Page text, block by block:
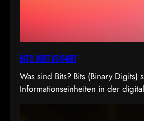
Bits: 8bit vs 64bit
Was sind Bits? Bits (Binary Digits)
Informationseinheiten in der